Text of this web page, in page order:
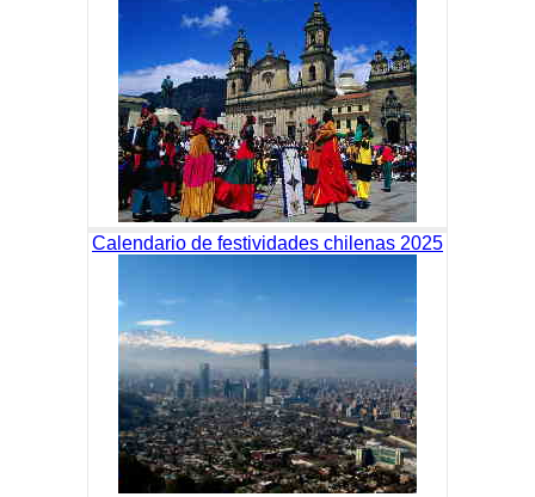
Calendario de festividades chilenas 2025